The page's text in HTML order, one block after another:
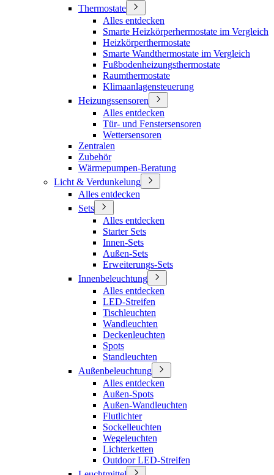
Thermostate
Alles entdecken
Smarte Heizkörperhermostate im Vergleich
Heizkörperthermostate
Smarte Wandthermostate im Vergleich
Fußbodenheizungsthermostate
Raumthermostate
Klimaanlagensteuerung
Heizungssensoren
Alles entdecken
Tür- und Fenstersensoren
Wettersensoren
Zentralen
Zubehör
Wärmepumpen-Beratung
Licht & Verdunkelung
Alles entdecken
Sets
Alles entdecken
Starter Sets
Innen-Sets
Außen-Sets
Erweiterungs-Sets
Innenbeleuchtung
Alles entdecken
LED-Streifen
Tischleuchten
Wandleuchten
Deckenleuchten
Spots
Standleuchten
Außenbeleuchtung
Alles entdecken
Außen-Spots
Außen-Wandleuchten
Flutlichter
Sockelleuchten
Wegeleuchten
Lichterketten
Outdoor LED-Streifen